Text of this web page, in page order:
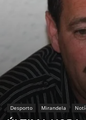
Desporto Mirandela